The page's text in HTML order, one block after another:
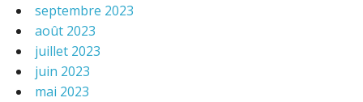
septembre 2023
août 2023
juillet 2023
juin 2023
mai 2023